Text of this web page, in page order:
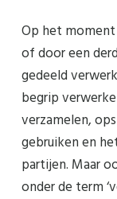
Op het
of door een
gedeeld
begrip
verzamelen,
gebruiken en
partijen. Maar
onder de term